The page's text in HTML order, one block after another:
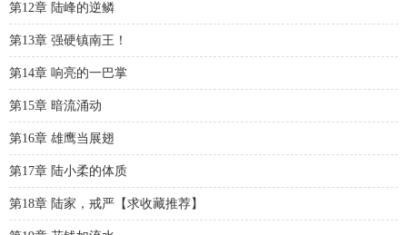
第12章 陆峰的逆鳞
第13章 强硬镇南王！
第14章 响亮的一巴掌
第15章 暗流涌动
第16章 雄鹰当展翅
第17章 陆小柔的体质
第18章 陆家，戒严【求收藏推荐】